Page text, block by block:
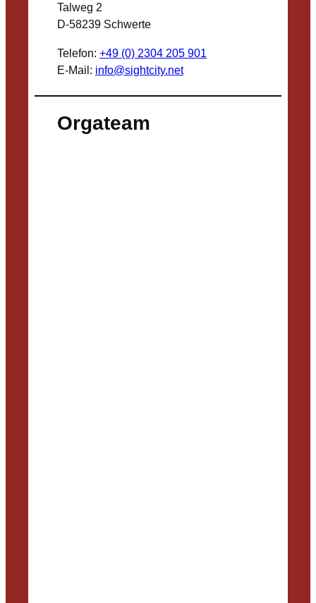
Talweg 2
D-58239 Schwerte
Telefon: +49 (0) 2304 205 901
E-Mail: info@sightcity.net
Orgateam